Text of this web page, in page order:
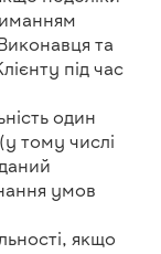
та
під час
один
тому числі
умов
якщо